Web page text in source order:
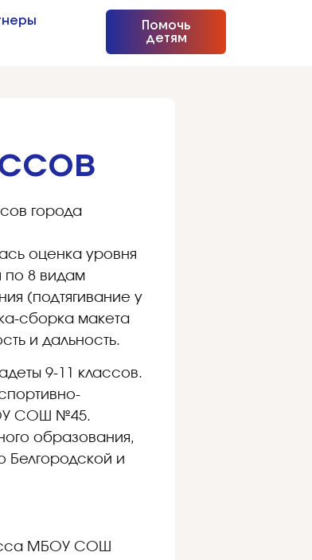
Помочь
детям
города
оценка уровня
по 8 видам
(подтягивание у
сборка макета
и дальность.
9-11 классов.
СОШ №45.
образования,
Белгородской и
МБОУ СОШ